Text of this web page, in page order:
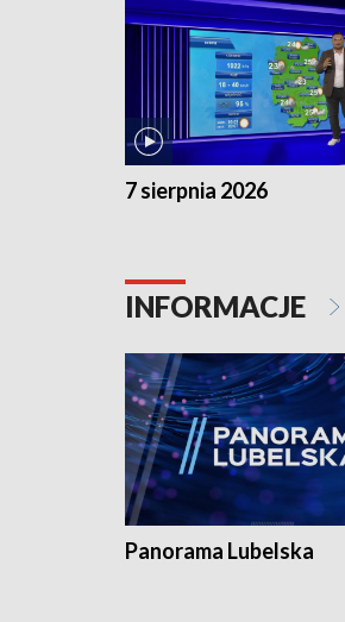
7 sierpnia 2026
INFORMACJE
Panorama Lubelska